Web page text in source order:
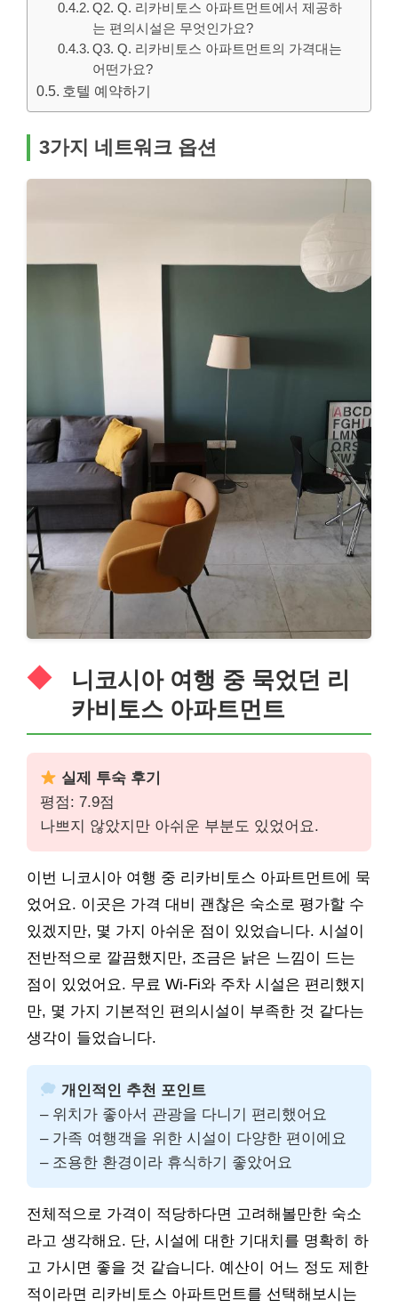
Q2. Q. 리카비토스 아파트먼트에서 제공하
는 편의시설은 무엇인가요?
Q3. Q. 리카비토스 아파트먼트의 가격대는
어떤가요?
호텔 예약하기
3가지 네트워크 옵션
니코시아 여행 중 묵었던 리
카비토스 아파트먼트
실제 투숙 후기
평점: 7.9점
나쁘지 않았지만 아쉬운 부분도 있었어요.
이번 니코시아 여행 중 리카비토스 아파트먼트에 묵
었어요. 이곳은 가격 대비 괜찮은 숙소로 평가할 수
있겠지만, 몇 가지 아쉬운 점이 있었습니다. 시설이
전반적으로 깔끔했지만, 조금은 낡은 느낌이 드는
점이 있었어요. 무료 Wi-Fi와 주차 시설은 편리했지
만, 몇 가지 기본적인 편의시설이 부족한 것 같다는
생각이 들었습니다.
개인적인 추천 포인트
– 위치가 좋아서 관광을 다니기 편리했어요
– 가족 여행객을 위한 시설이 다양한 편이에요
– 조용한 환경이라 휴식하기 좋았어요
전체적으로 가격이 적당하다면 고려해볼만한 숙소
라고 생각해요. 단, 시설에 대한 기대치를 명확히 하
고 가시면 좋을 것 같습니다. 예산이 어느 정도 제한
적이라면 리카비토스 아파트먼트를 선택해보시는